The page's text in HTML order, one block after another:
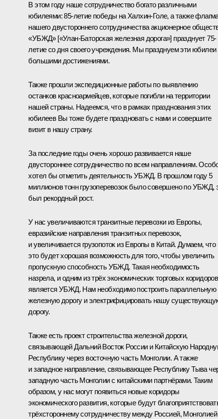
В этом году наше сотрудничество богато различными
юбилеями: 85-летие победы на Халхин-Голе, а также
нашего двустороннего сотрудничества акционерное
«УБЖД» [«Улан-Баторская железная дорога»] празднует 75-
летие со дня своего учреждения. Мы празднуем эти юбилеи
большими достижениями.
Также прошли экспедиционные работы по выявлению
останков красноармейцев, которые погибли на территории
нашей страны. Надеемся, что в рамках празднования этих
юбилеев Вы тоже будете праздновать с нами и совершите
визит в нашу страну.
За последние годы очень хорошо развивается наше
двустороннее сотрудничество по всем направлениям.
хотел бы отметить деятельность УБЖД. В прошлом году 5
миллионов тонн грузоперевозок было совершено по УБЖД,
был рекордный рост.
У нас увеличиваются транзитные перевозки из Европы,
евразийские направления транзитных перевозок,
и увеличивается грузопоток из Европы в Китай. Думаем, что
это будет хорошая возможность для того, чтобы увеличить
пропускную способность УБЖД. Такая необходимость
назрела, и одним из трёх экономических торговых коридоров
является УБЖД. Нам необходимо построить параллельную
железную дорогу и электрифицировать нашу
дорогу.
Также есть проект строительства железной дороги,
связывающей Дальний Восток России и Китайскую
Республику через восточную часть Монголии. А также
и западное направление, связывающее Республику Тыва
западную часть Монголии с китайскими партнёрами. Таким
образом, у нас могут появиться новые коридоры
экономического развития, которые будут
трёхстороннему сотрудничеству между Россией, Монголией